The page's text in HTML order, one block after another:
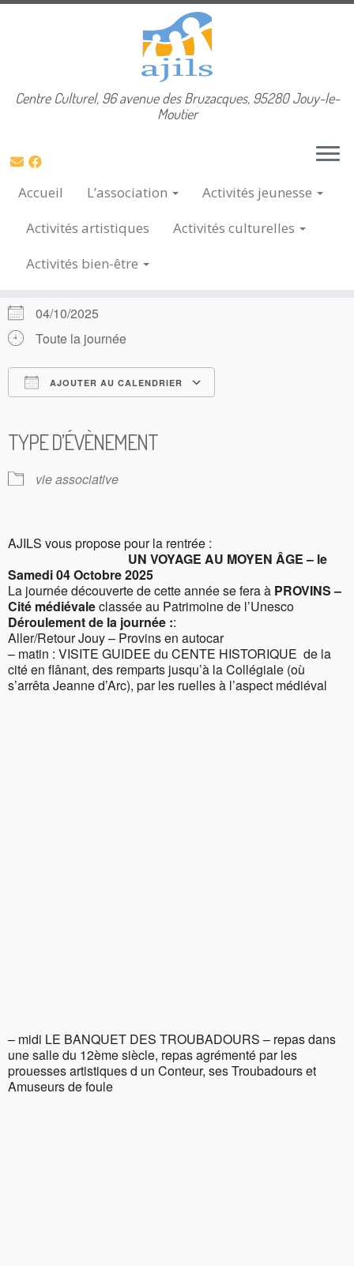
SkipCentre Culturel, 96 avenue des Bruzacques, 95280 Jouy-le-
Moutier
Accueil L’association Activités jeunesse
Activités artistiques Activités culturelles
Activités bien-être
vie associative
Sortie AJILS
Sortie AJILS 2025
4 Oct, 2025
QUAND
04/10/2025
Toute la journée
AJOUTER AU CALENDRIER
TYPE D’ÉVÈNEMENT
vie associative
AJILS vous propose pour la rentrée :
UN VOYAGE AU MOYEN ÂGE – le
Samedi 04 Octobre 2025
La journée découverte de cette année se fera à PROVINS –
Cité médiévaleclassée au Patrimoine de l’Unesco
Déroulement de la journée ::
Aller/Retour Jouy – Provins en autocar
– matin : VISITE GUIDEE du CENTE HISTORIQUE de la
cité en flânant, des remparts jusqu’à la Collégiale (où
s’arrêta Jeanne d’Arc), par les ruelles à l’aspect médiéval
– midi LE BANQUET DES TROUBADOURS – repas dans
une salle du 12ème siècle, repas agrémenté par les
prouesses artistiques d un Conteur, ses Troubadours et
Amuseurs de foule